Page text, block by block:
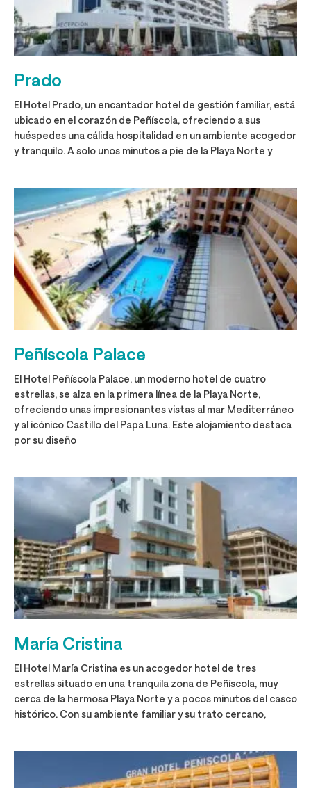
Prado
El Hotel Prado, un encantador hotel de gestión familiar, está
ubicado en el corazón de Peñíscola, ofreciendo a sus
huéspedes una cálida hospitalidad en un ambiente acogedor
y tranquilo. A solo unos minutos a pie de la Playa Norte y
Peñíscola Palace
El Hotel Peñíscola Palace, un moderno hotel de cuatro
estrellas, se alza en la primera línea de la Playa Norte,
ofreciendo unas impresionantes vistas al mar Mediterráneo
y al icónico Castillo del Papa Luna. Este alojamiento destaca
por su diseño
María Cristina
El Hotel María Cristina es un acogedor hotel de tres
estrellas situado en una tranquila zona de Peñíscola, muy
cerca de la hermosa Playa Norte y a pocos minutos del casco
histórico. Con su ambiente familiar y su trato cercano,